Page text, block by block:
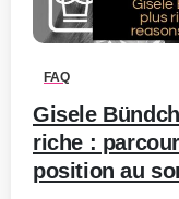
FAQ
Gisele
riche :
position au